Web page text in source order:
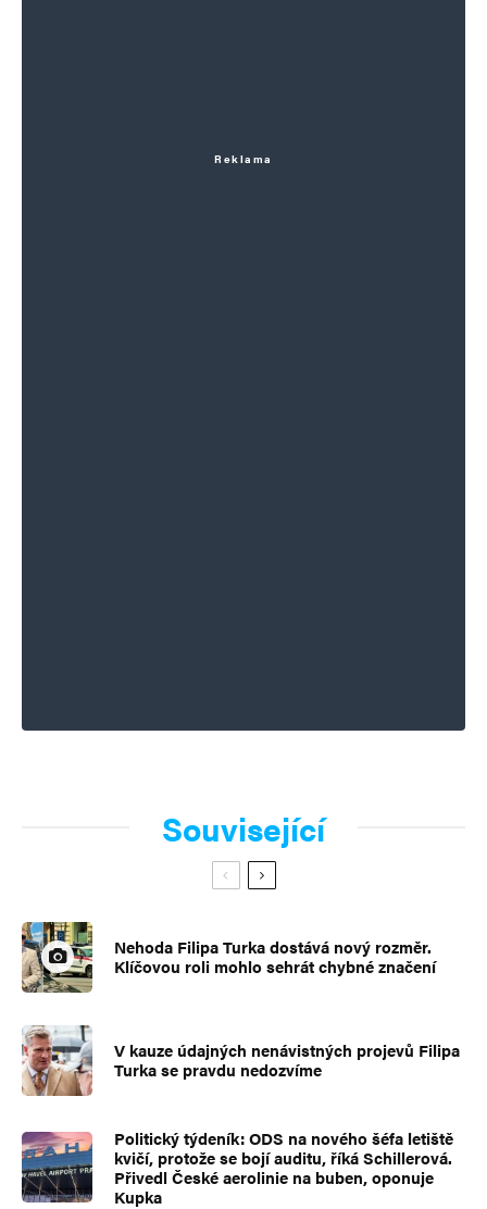
Reklama
Související
Nehoda Filipa Turka dostává nový rozměr.
Klíčovou roli mohlo sehrát chybné značení
V kauze údajných nenávistných projevů Filipa
Turka se pravdu nedozvíme
Politický týdeník: ODS na nového šéfa letiště
kvičí, protože se bojí auditu, říká Schillerová.
Přivedl České aerolinie na buben, oponuje
Kupka